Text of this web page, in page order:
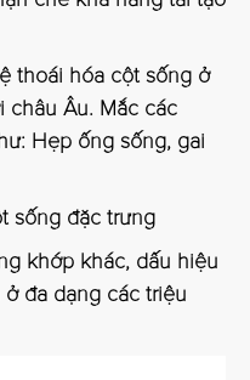
thoái hóa cột sống ở
châu Âu. Mắc các
Hẹp ống sống, gai
sống đặc trưng
khớp khác, dấu hiệu
đa dạng các triệu